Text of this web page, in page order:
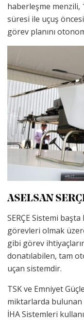
haberleşme menzili,
süresi ile uçuş
görev planını
ASELSAN
SERÇE Sistemi
görevleri olmak
gibi görev
donatılabilen, tam
uçan sistemdir.
TSK ve Emniyet
miktarlarda bulunan
İHA Sistemleri